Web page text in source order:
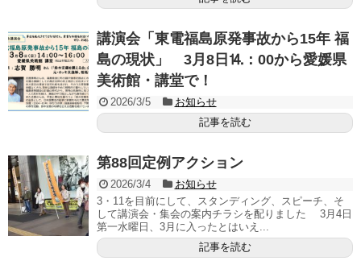
講演会「東電福島原発事故から15年 福
島の現状」 3月8日⒕：00から愛媛県
美術館・講堂で！
2026/3/5
お知らせ
記事を読む
第88回定例アクション
2026/3/4
お知らせ
3・11を目前にして、スタンディング、スピーチ、そ
して講演会・集会の案内チラシを配りました 3月4日
第一水曜日、3月に入ったとはいえ...
記事を読む